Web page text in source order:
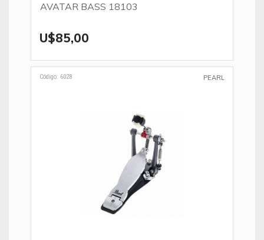
AVATAR BASS 18103
U$85,00
Código: 6028 PEARL